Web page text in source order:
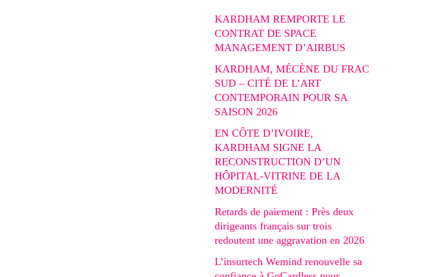
KARDHAM REMPORTE LE
CONTRAT DE SPACE
MANAGEMENT D’AIRBUS
KARDHAM, MÉCÈNE DU FRAC
SUD – CITÉ DE L’ART
CONTEMPORAIN POUR SA
SAISON 2026
EN CÔTE D’IVOIRE,
KARDHAM SIGNE LA
RECONSTRUCTION D’UN
HÔPITAL-VITRINE DE LA
MODERNITÉ
Retards de paiement : Près deux
dirigeants français sur trois
redoutent une aggravation en 2026
L’insurtech Wemind renouvelle sa